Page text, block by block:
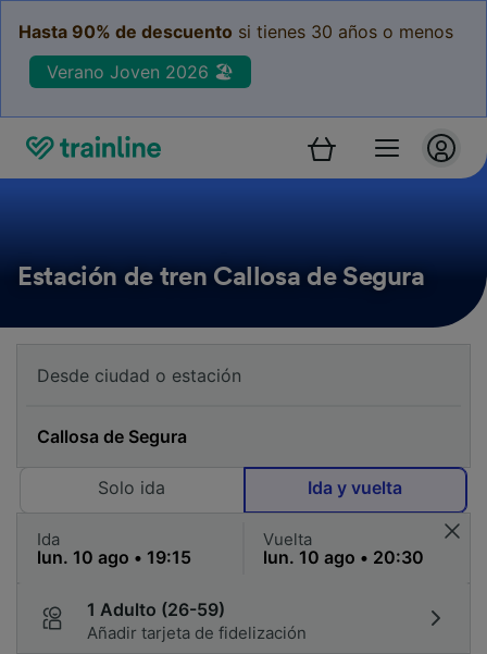
Hasta 90% de descuento si tienes 30 años o menos
Verano Joven 2026 🏖️
Estación de tren Callosa de Segura
Solo ida Ida y vuelta
Ida Vuelta
1 Adulto (26-59)
Añadir tarjeta de fidelización